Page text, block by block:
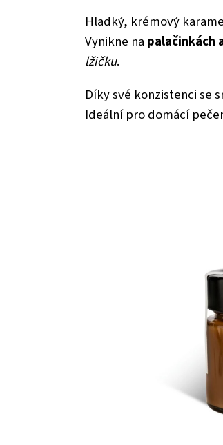
Hladký, krémový
Vynikne na palačinkách
lžičku.
Díky své konzistenci se
Ideální pro domácí